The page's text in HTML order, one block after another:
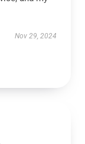
Nov 29, 2024